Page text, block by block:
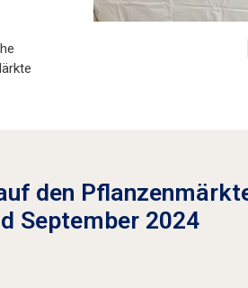
den
September 2024